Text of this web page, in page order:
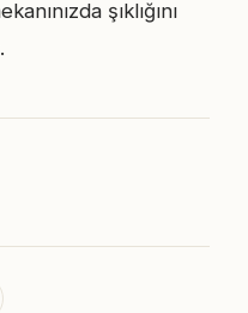
şıklığını